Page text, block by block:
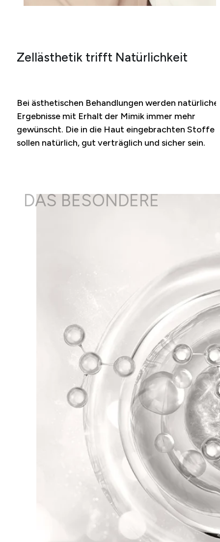
Zellästhetik trifft Natürlichkeit
Bei ästhetischen Behandlungen werden natürliche
Ergebnisse mit Erhalt der Mimik immer mehr
gewünscht. Die in die Haut eingebrachten Stoffe
sollen natürlich, gut verträglich und sicher sein.
DAS BESONDERE